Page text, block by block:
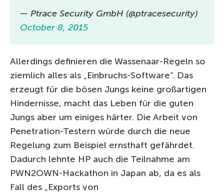
— Ptrace Security GmbH (@ptracesecurity)
October 8, 2015
Allerdings definieren die Wassenaar-Regeln so
ziemlich alles als „Einbruchs-Software“. Das
erzeugt für die bösen Jungs keine großartigen
Hindernisse, macht das Leben für die guten
Jungs aber um einiges härter. Die Arbeit von
Penetration-Testern würde durch die neue
Regelung zum Beispiel ernsthaft gefährdet.
Dadurch lehnte HP auch die Teilnahme am
PWN2OWN-Hackathon in Japan ab, da es als
Fall des „Exports von